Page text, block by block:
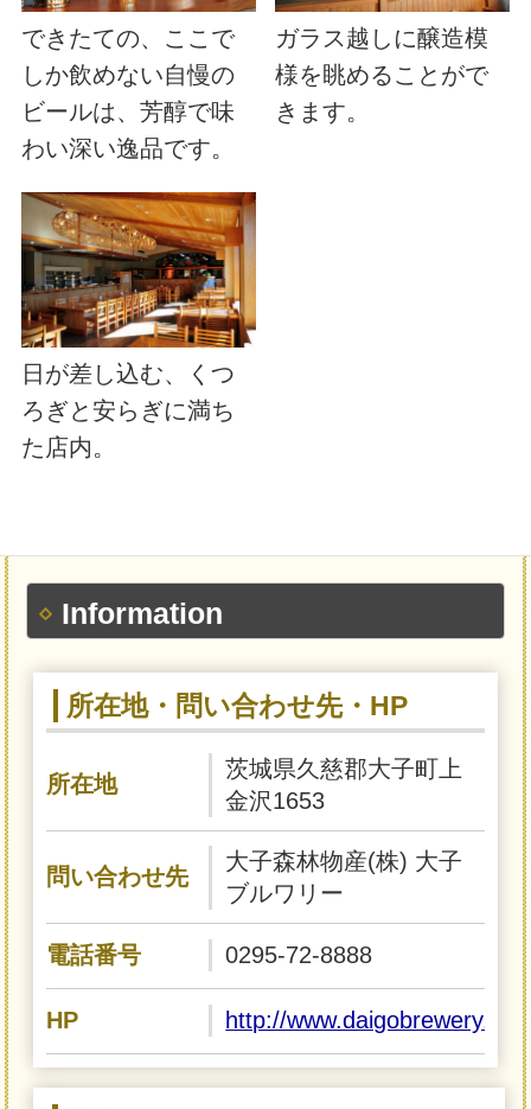
できたての、ここで
しか飲めない自慢の
ビールは、芳醇で味
わい深い逸品です。
ガラス越しに醸造模
様を眺めることがで
きます。
日が差し込む、くつ
ろぎと安らぎに満ち
た店内。
Information
所在地・問い合わせ先・HP
所在地
茨城県久慈郡大子町上
金沢1653
問い合わせ先
大子森林物産(株) 大子
ブルワリー
電話番号 0295-72-8888
HP http://